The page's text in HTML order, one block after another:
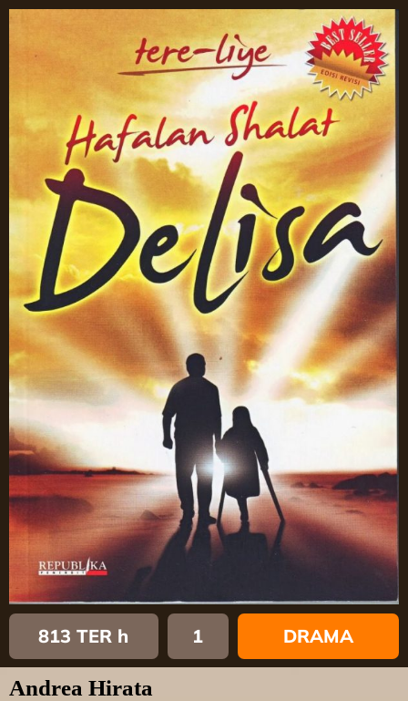
813 TER h 1 DRAMA
Andrea Hirata